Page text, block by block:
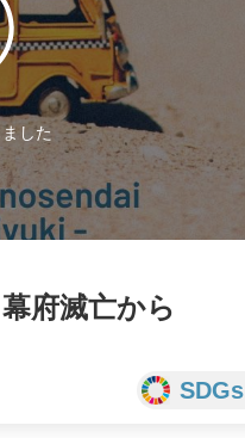
した
府滅亡から
SDGs